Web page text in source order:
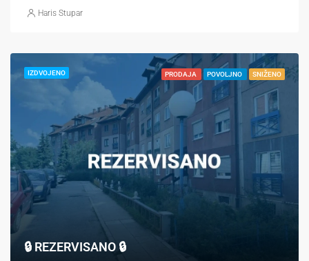
Haris Stupar
IZDVOJENO PRODAJA POVOLJNO SNIŽENO
🔒 REZERVISANO 🔒